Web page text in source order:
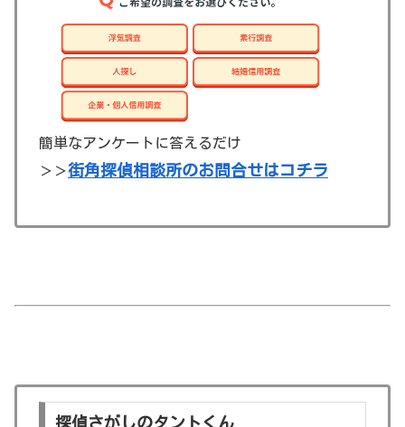
簡単なアンケートに答えるだけ
＞＞街角探偵相談所のお問合せはコチラ
探偵さがしのタントくん